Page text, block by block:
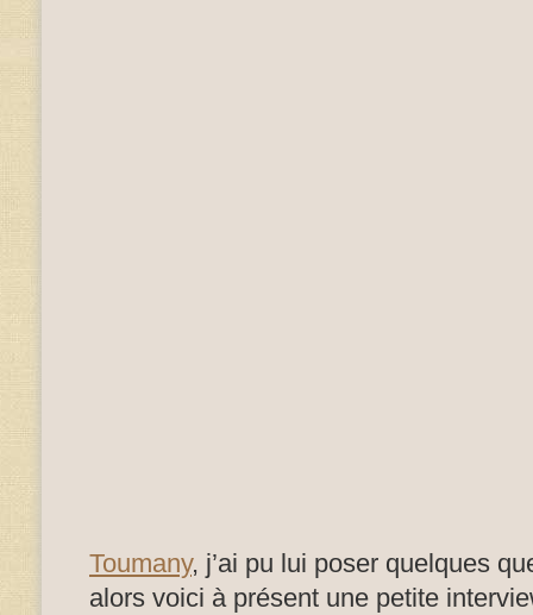
Toumany, j’ai pu lui poser quelques
alors voici à présent une petite